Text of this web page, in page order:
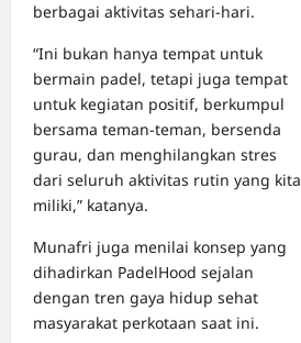
berbagai aktivitas sehari-hari.
“Ini bukan hanya tempat untuk
bermain padel, tetapi juga tempat
untuk kegiatan positif, berkumpul
bersama teman-teman, bersenda
gurau, dan menghilangkan stres
dari seluruh aktivitas rutin yang kita
miliki,” katanya.
Munafri juga menilai konsep yang
dihadirkan PadelHood sejalan
dengan tren gaya hidup sehat
masyarakat perkotaan saat ini.